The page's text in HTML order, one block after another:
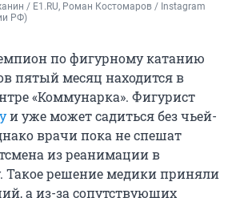
/ E1.RU, Роман Костомаров / Instagram
РФ)
по фигурному катанию
пятый месяц находится в
«Коммунарка». Фигурист
и уже может садиться без чьей-
врачи пока не спешат
из реанимации в
Такое решение медики приняли
а из-за сопутствующих